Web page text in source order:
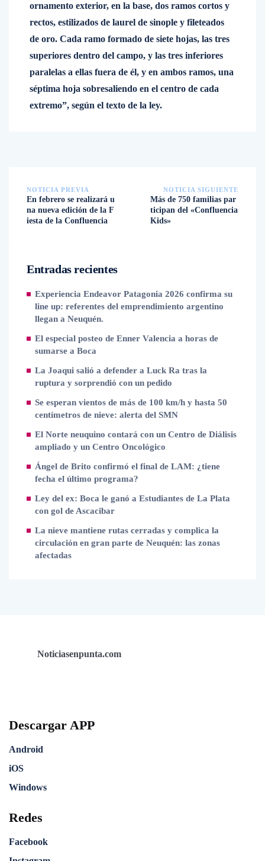
ornamento exterior, en la base, dos ramos cortos y
rectos, estilizados de laurel de sinople y fileteados
de oro. Cada ramo formado de siete hojas, las tres
superiores dentro del campo, y las tres inferiores
paralelas a ellas fuera de él, y en ambos ramos, una
séptima hoja sobresaliendo en el centro de cada
extremo”, según el texto de la ley.
NOTICIA PREVIA
En febrero se realizará u
na nueva edición de la F
iesta de la Confluencia
NOTICIA SIGUIENTE
Más de 750 familias par
ticipan del «Confluencia
Kids»
Entradas recientes
Experiencia Endeavor Patagonia 2026 confirma su
line up: referentes del emprendimiento argentino
llegan a Neuquén.
El especial posteo de Enner Valencia a horas de
sumarse a Boca
La Joaqui salió a defender a Luck Ra tras la
ruptura y sorprendió con un pedido
Se esperan vientos de más de 100 km/h y hasta 50
centímetros de nieve: alerta del SMN
El Norte neuquino contará con un Centro de Diálisis
ampliado y un Centro Oncológico
Ángel de Brito confirmó el final de LAM: ¿tiene
fecha el último programa?
Ley del ex: Boca le ganó a Estudiantes de La Plata
con gol de Ascacibar
La nieve mantiene rutas cerradas y complica la
circulación en gran parte de Neuquén: las zonas
afectadas
Noticiasenpunta.com
Descargar APP
Android
iOS
Windows
Redes
Facebook